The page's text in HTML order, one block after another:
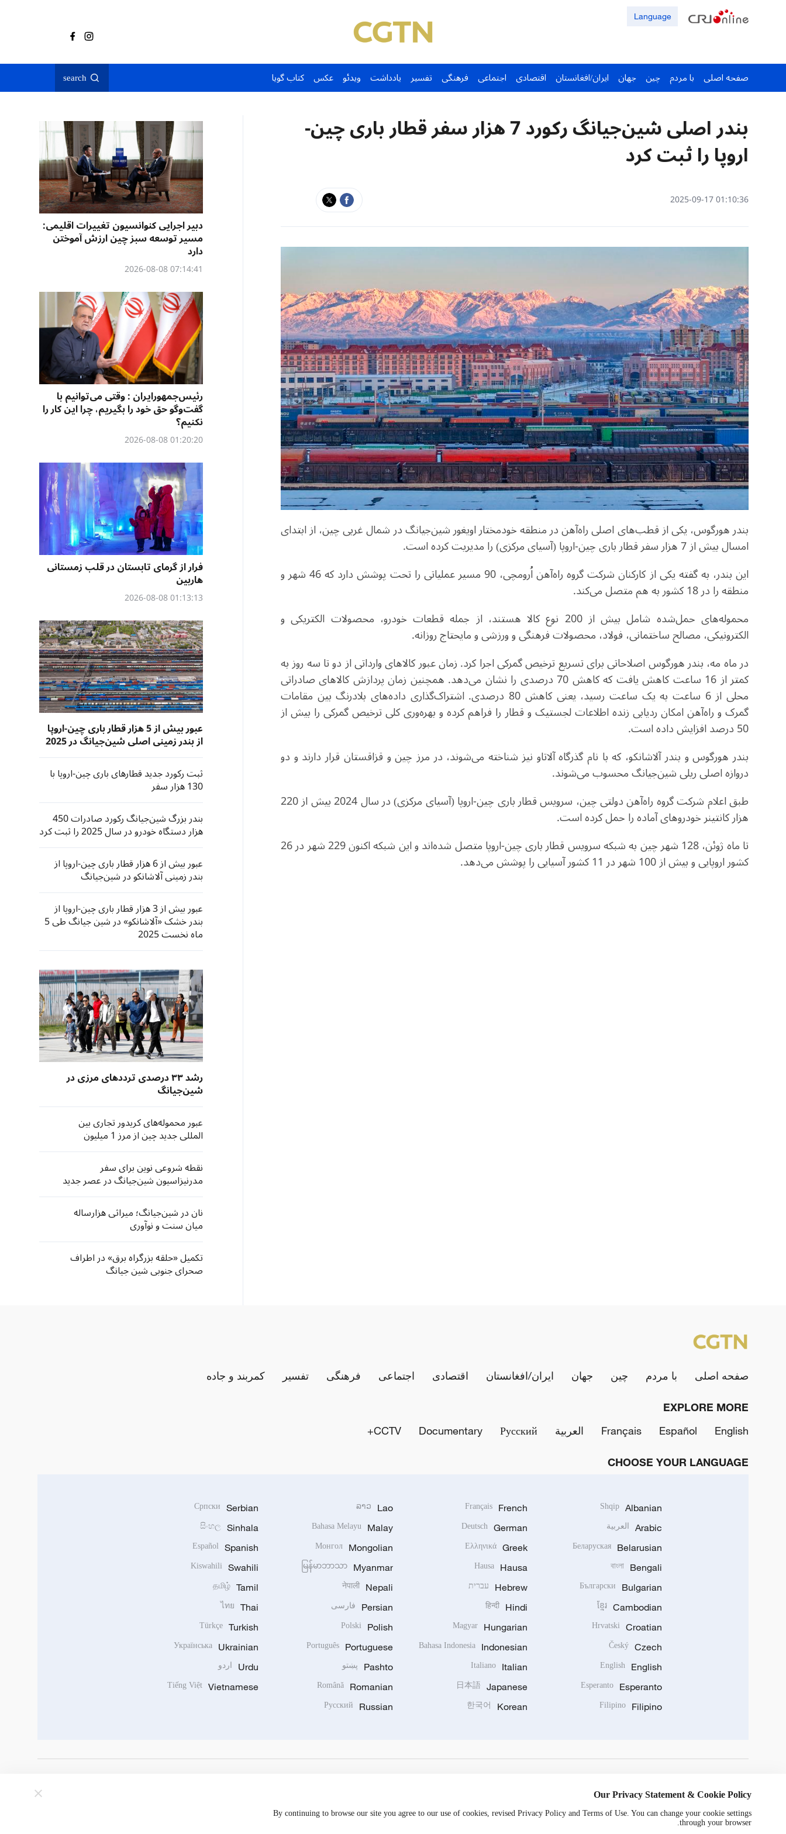
Language
صفحه اصلی با مردم چین جهان ایران/افغانستان اقتصادی اجتماعی فرهنگی تفسیر یادداشت ویدئو عکس کتاب گویا search
بندر اصلی شین‌جیانگ رکورد 7 هزار سفر قطار باری چین-
اروپا را ثبت کرد
01:10:36 2025-09-17
بندر هورگوس، یکی از قطب‌های اصلی راه‌آهن در منطقه خودمختار اویغور شین‌جیانگ در شمال غربی چین، از ابتدای
امسال بیش از 7 هزار سفر قطار باری چین-اروپا (آسیای مرکزی) را مدیریت کرده است.
این بندر، به گفته یکی از کارکنان شرکت گروه راه‌آهن اُرومچی، 90 مسیر عملیاتی را تحت پوشش دارد که 46 شهر و
منطقه را در 18 کشور به هم متصل می‌کند.
محموله‌های حمل‌شده شامل بیش از 200 نوع کالا هستند، از جمله قطعات خودرو، محصولات الکتریکی و
الکترونیکی، مصالح ساختمانی، فولاد، محصولات فرهنگی و ورزشی و مایحتاج روزانه.
در ماه مه، بندر هورگوس اصلاحاتی برای تسریع ترخیص گمرکی اجرا کرد. زمان عبور کالاهای وارداتی از دو تا سه روز به
کمتر از 16 ساعت کاهش یافت که کاهش 70 درصدی را نشان می‌دهد. همچنین زمان پردازش کالاهای صادراتی
محلی از 6 ساعت به یک ساعت رسید، یعنی کاهش 80 درصدی. اشتراک‌گذاری داده‌های بلادرنگ بین مقامات
گمرک و راه‌آهن امکان ردیابی زنده اطلاعات لجستیک و قطار را فراهم کرده و بهره‌وری کلی ترخیص گمرکی را بیش از
50 درصد افزایش داده است.
بندر هورگوس و بندر آلاشانکو، که با نام گذرگاه آلاتاو نیز شناخته می‌شوند، در مرز چین و قزاقستان قرار دارند و دو
دروازه اصلی ریلی شین‌جیانگ محسوب می‌شوند.
طبق اعلام شرکت گروه راه‌آهن دولتی چین، سرویس قطار باری چین-اروپا (آسیای مرکزی) در سال 2024 بیش از 220
هزار کانتینر خودروهای آماده را حمل کرده است.
تا ماه ژوئن، 128 شهر چین به شبکه سرویس قطار باری چین-اروپا متصل شده‌اند و این شبکه اکنون 229 شهر در 26
کشور اروپایی و بیش از 100 شهر در 11 کشور آسیایی را پوشش می‌دهد.
دبیر اجرایی کنوانسیون تغییرات اقلیمی:
مسیر توسعه سبز چین ارزش آموختن
دارد
07:14:41 2026-08-08
رئیس‌جمهورایران : وقتی می‌توانیم با
گفت‌وگو حق خود را بگیریم، چرا این کار را
نکنیم؟
01:20:20 2026-08-08
فرار از گرمای تابستان در قلب زمستانی
هاربین
01:13:13 2026-08-08
عبور بیش از 5 هزار قطار باری چین-اروپا
از بندر زمینی اصلی شین‌جیانگ در 2025
ثبت رکورد جدید قطارهای باری چین-اروپا با
130 هزار سفر
بندر بزرگ شین‌جیانگ رکورد صادرات 450
هزار دستگاه خودرو در سال 2025 را ثبت کرد
عبور بیش از 6 هزار قطار باری چین-اروپا از
بندر زمینی آلاشانکو در شین‌جیانگ
عبور بیش از 3 هزار قطار باری چین-اروپا از
بندر خشک «آلاشانکو» در شین جیانگ طی 5
ماه نخست 2025
رشد ۳۳ درصدی ترددهای مرزی در
شین‌جیانگ
عبور محموله‌های کریدور تجاری بین
المللی جدید چین از مرز 1 میلیون
کانتینر در سال 2025
نقطه شروعی نوین برای سفر
مدرنیزاسیون شین‌جیانگ در عصر جدید
نان در شین‌جیانگ؛ میراثی هزارساله
میان سنت و نوآوری
تکمیل «حلقه بزرگراه برق» در اطراف
صحرای جنوبی شین جیانگ
صفحه اصلی با مردم چین جهان ایران/افغانستان اقتصادی اجتماعی فرهنگی تفسیر کمربند و جاده
EXPLORE MORE
English
Español
Français العربية Русский
Documentary
CCTV+
CHOOSE YOUR LANGUAGE
Albanian
Shqip
Arabic العربية
Belarusian
Беларуская
Bengali
বাংলা
Bulgarian
Български
Cambodian
ខ្មែរ
Croatian
Hrvatski
Czech
Český
English
English
Esperanto
Esperanto
Filipino
Filipino
French
Français
German
Deutsch
Greek
Ελληνικά
Hausa
Hausa
Hebrew עברית
Hindi
हिन्दी
Hungarian
Magyar
Indonesian
Bahasa Indonesia
Italian
Italiano
Japanese
日本語
Korean
한국어
Lao
ລາວ
Malay
Bahasa Melayu
Mongolian
Монгол
Myanmar
မြန်မာဘာသာ
Nepali
नेपाली
Persian فارسی
Polish
Polski
Portuguese
Português
Pashto پښتو
Romanian
Română
Russian
Русский
Serbian
Српски
Sinhala
සිංහල
Spanish
Español
Swahili
Kiswahili
Tamil
தமிழ்
Thai
ไทย
Turkish
Türkçe
Ukrainian
Українська
Urdu اردو
Vietnamese
Tiếng Việt
Our Privacy Statement & Cookie Policy
By continuing to browse our site you agree to our use of cookies, revised Privacy Policy and Terms of Use. You can change your cookie settings
through your browser.